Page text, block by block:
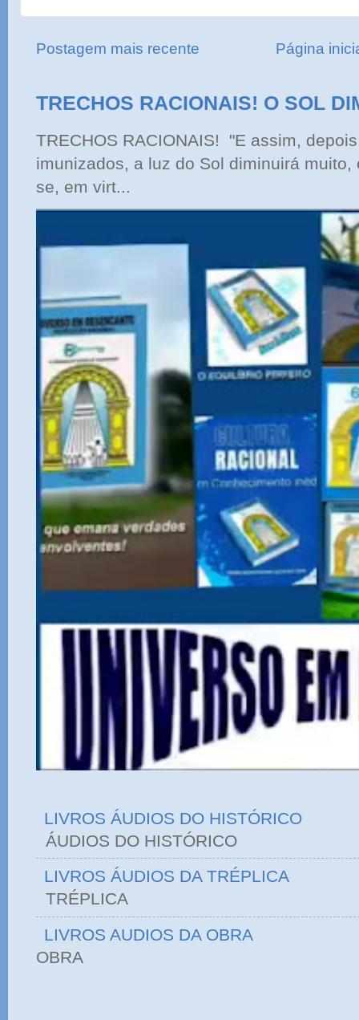
Postagem mais recente Página
TRECHOS RACIONAIS! O SOL
TRECHOS RACIONAIS! "E assim,
imunizados, a luz do Sol diminuirá
se, em virt...
LIVROS ÁUDIOS DO HISTÓRICO
ÁUDIOS DO
LIVROS ÁUDIOS DA TRÉPLICA
TRÉPLICA
LIVROS AUDIOS DA OBRA
OBRA